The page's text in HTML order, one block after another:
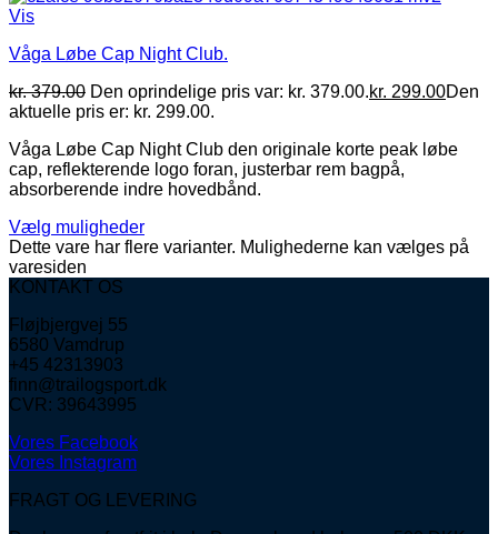
Vis
Våga Løbe Cap Night Club.
kr.379.00 Den oprindelige pris var: kr. 379.00.kr. 299.00Den
aktuelle pris er: kr. 299.00.
Våga Løbe Cap Night Club den originale korte peak løbe
cap, reflekterende logo foran, justerbar rem bagpå,
absorberende indre hovedbånd.
Vælg muligheder
Dette vare har flere varianter. Mulighederne kan vælges på
varesiden
KONTAKT OS
Fløjbjergvej 55
6580 Vamdrup
+45 42313903
finn@trailogsport.dk
CVR: 39643995
Vores Facebook
Vores Instagram
FRAGT OG LEVERING